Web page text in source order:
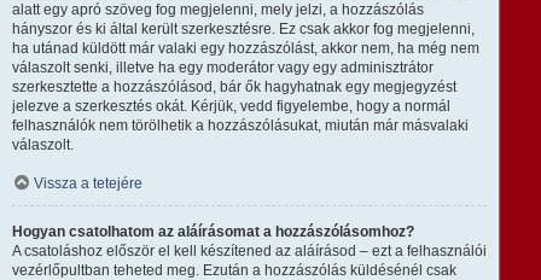
alatt egy apró szöveg fog megjelenni, mely jelzi, a hozzászólás
hányszor és ki által került szerkesztésre. Ez csak akkor fog megjelenni,
ha utánad küldött már valaki egy hozzászólást, akkor nem, ha még nem
válaszolt senki, illetve ha egy moderátor vagy egy adminisztrátor
szerkesztette a hozzászólásod, bár ők hagyhatnak egy megjegyzést
jelezve a szerkesztés okát. Kérjük, vedd figyelembe, hogy a normál
felhasználók nem törölhetik a hozzászólásukat, miután már másvalaki
válaszolt.
Vissza a tetejére
Hogyan csatolhatom az aláírásomat a hozzászólásomhoz?
A csatoláshoz először el kell készítened az aláírásod – ezt a felhasználói
vezérlőpultban teheted meg. Ezután a hozzászólás küldésénél csak